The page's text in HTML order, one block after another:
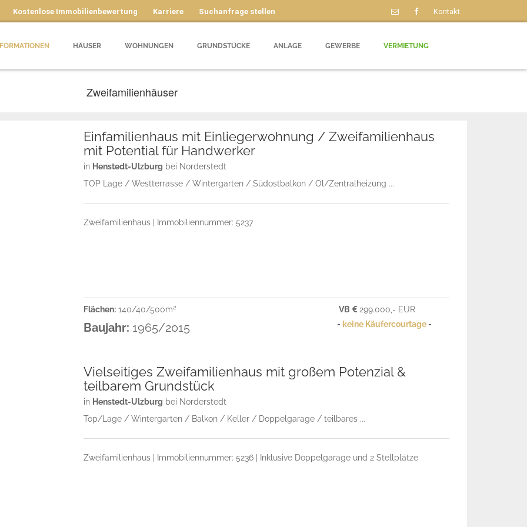
Kontakt
Kostenlose Immobilienbewertung Karriere Suchanfrage stellen
HÄUSER WOHNUNGEN GRUNDSTÜCKE ANLAGE GEWERBE VERMIETUNG
Zweifamilienhäuser
Einfamilienhaus mit Einliegerwohnung / Zweifamilienhaus
mit Potential für Handwerker
in Henstedt-Ulzburg bei Norderstedt
TOP Lage / Westterrasse / Wintergarten / Südostbalkon / Öl/Zentralheizung ...
Zweifamilienhaus | Immobiliennummer: 5237
Flächen:140/40/500m2
Baujahr: 1965/2015
VB
299.000,- EUR
- keine Käufercourtage-
Vielseitiges Zweifamilienhaus mit großem Potenzial &
teilbarem Grundstück
in Henstedt-Ulzburg bei Norderstedt
Top/Lage / Wintergarten / Balkon / Keller / Doppelgarage / teilbares ...
Zweifamilienhaus | Immobiliennummer: 5236 | Inklusive Doppelgarage und 2 Stellplätze